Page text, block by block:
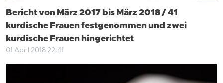
Bericht von März 2017 bis März 2018 / 41
kurdische Frauen festgenommen und zwei
kurdische Frauen hingerichtet
01 April 2018 22:41